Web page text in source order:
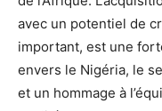
avec un potentiel de
important, est une
envers le Nigéria, le
et un hommage à